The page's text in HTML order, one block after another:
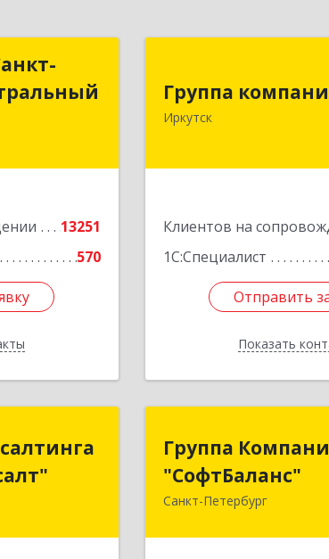
13251
570
Санкт-
Подробнее
Группа
Иркутск
Клиентов на
1С:Специалист
Отправить
Показать
664007,
Ямская ул, дом №
Отправить
Назад
ул, дом №
Группа
"СофтБаланс"
Санкт-Петербург
195112, Санкт-